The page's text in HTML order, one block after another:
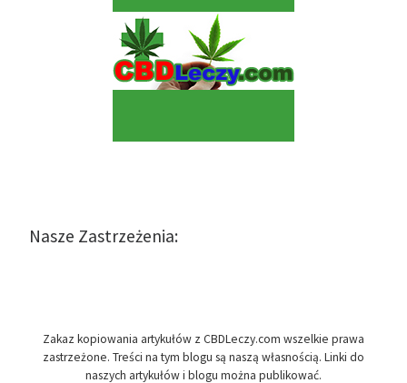
Nasze Zastrzeżenia:
Zakaz kopiowania artykułów z CBDLeczy.com wszelkie prawa
zastrzeżone. Treści na tym blogu są naszą własnością. Linki do
naszych artykułów i blogu można publikować.